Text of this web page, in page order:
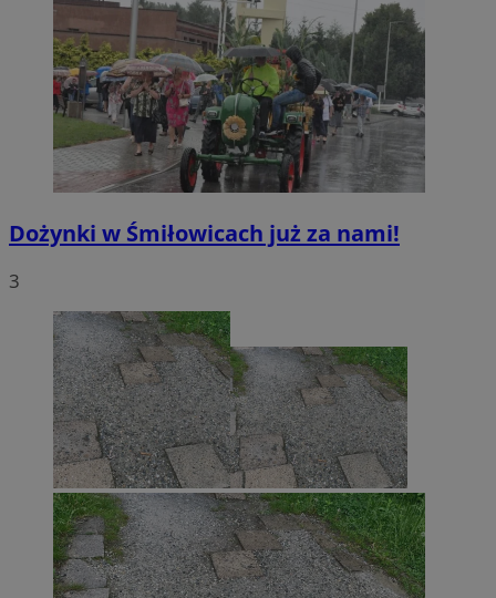
Dożynki w Śmiłowicach już za nami!
3